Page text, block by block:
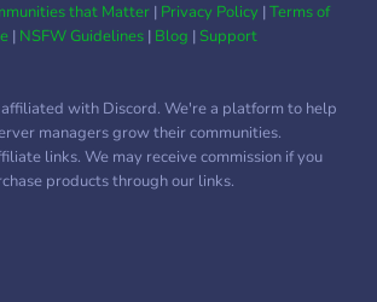
that Matter| Privacy Policy|Terms of
| NSFW Guidelines| Blog |Support
with Discord. We're a platform to help
managers grow their communities.
links. We may receive commission if you
products through our links.